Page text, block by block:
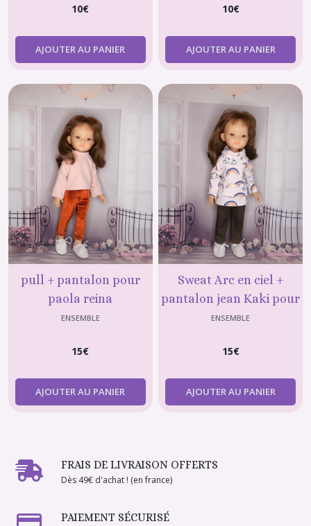
10€
AJOUTER AU PANIER
10€
AJOUTER AU PANIER
pull + pantalon pour
paola reina
ENSEMBLE
15€
AJOUTER AU PANIER
Sweat Arc en ciel +
pantalon jean Kaki pour
poupée Paola Reina
ENSEMBLE
15€
AJOUTER AU PANIER
FRAIS DE LIVRAISON OFFERTS
Dès 49€ d'achat ! (en france)
PAIEMENT SÉCURISÉ